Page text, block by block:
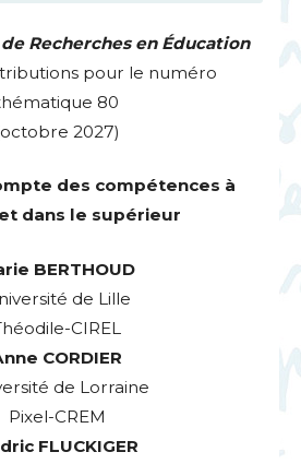
Recherches en Éducation
pour le numéro
80
2027)
des compétences à
et dans le supérieur
BERTHOUD
de Lille
CIREL
CORDIER
de Lorraine
Pixel-CREM
FLUCKIGER